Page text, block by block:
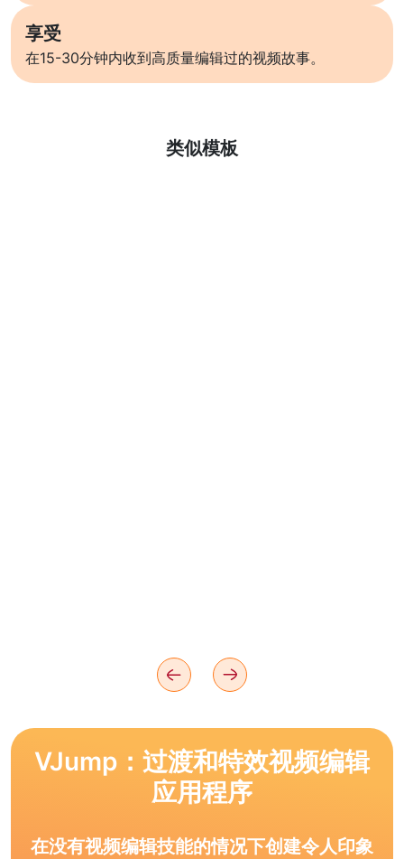
享受
在15-30分钟内收到高质量编辑过的视频故事。
类似模板
了解更多
VJump：过渡和特效视频编辑
应用程序
在没有视频编辑技能的情况下创建令人印象